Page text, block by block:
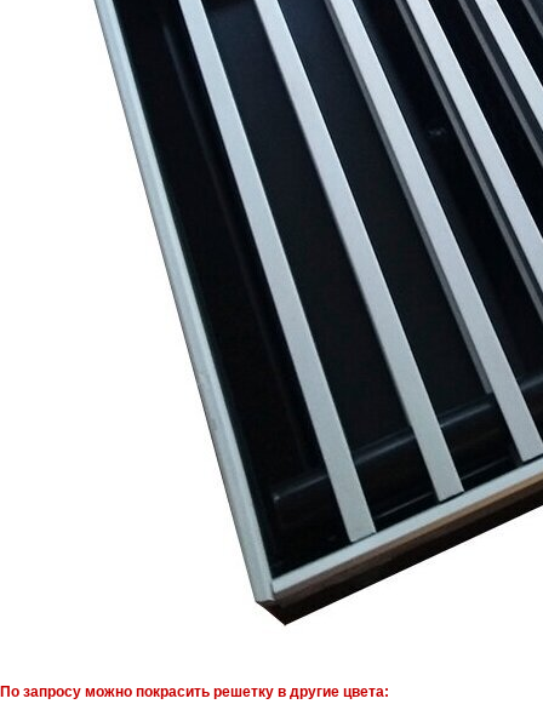
По запросу можно покрасить решетку в другие цвета: